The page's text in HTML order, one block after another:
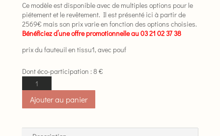
Ce modèle est disponible avec de multiples options pour le
piétement et le revêtement. Il est présenté ici à partir de
2569€ mais son prix varie en fonction des options choisies.
Bénéficiez d’une offre promotionnelle au 03 21 02 37 38
prix du fauteuil en tissu1, avec pouf
Dont éco-participation : 8 €
quantité
de
Fauteuil
Ajouter au panier